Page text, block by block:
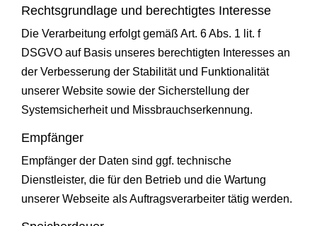
Rechtsgrundlage und berechtigtes Interesse
Die Verarbeitung erfolgt gemäß Art. 6 Abs. 1 lit. f
DSGVO auf Basis unseres berechtigten Interesses an
der Verbesserung der Stabilität und Funktionalität
unserer Website sowie der Sicherstellung der
Systemsicherheit und Missbrauchserkennung.
Empfänger
Empfänger der Daten sind ggf. technische
Dienstleister, die für den Betrieb und die Wartung
unserer Webseite als Auftragsverarbeiter tätig werden.